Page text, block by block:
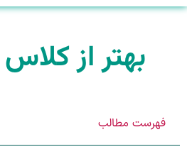
بهتر از
فهرست مطالب